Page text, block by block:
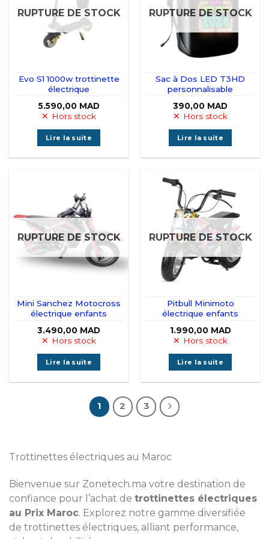
RUPTURE DE STOCK
Evo S1 1000w trottinette
électrique
5.590,00 MAD
Hors stock
Lire la suite
RUPTURE DE STOCK
Sac à Dos LED T3HD
personnalisable
390,00 MAD
Hors stock
Lire la suite
RUPTURE DE STOCK
Mini Sanchez Motocross
électrique enfants
3.490,00 MAD
Hors stock
Lire la suite
RUPTURE DE STOCK
Pitbull Minimoto
électrique enfants
1.990,00 MAD
Hors stock
Lire la suite
1 2 3
Trottinettes électriques au Maroc
Bienvenue sur Zonetech.ma votre destination de
confiance pour l’achat de trottinettes électriques
au Prix Maroc. Explorez notre gamme diversifiée
de trottinettes électriques, alliant performance,